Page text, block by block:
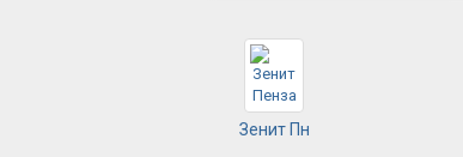
Зенит Пн